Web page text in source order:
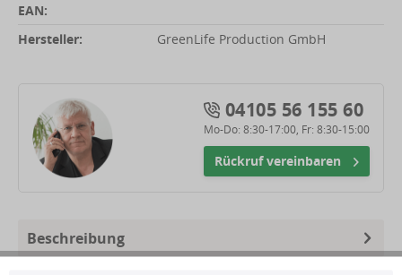
EAN:
Hersteller:
GreenLife Production GmbH
04105 56 155 60
Mo-Do: 8:30-17:00, Fr: 8:30-15:00
Rückruf vereinbaren
Beschreibung